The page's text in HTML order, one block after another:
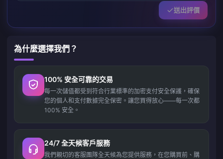
送出評價
為什麼選擇我們？
100% 安全可靠的交易
每一次儲值都受到符合行業標準的加密支付安全保護，確保
您的個人和支付數據完全保密。讓您買得放心——每一次都
100% 安全。
24/7 全天候客戶服務
我們親切的客服團隊全天候為您提供服務，在您購買前、購